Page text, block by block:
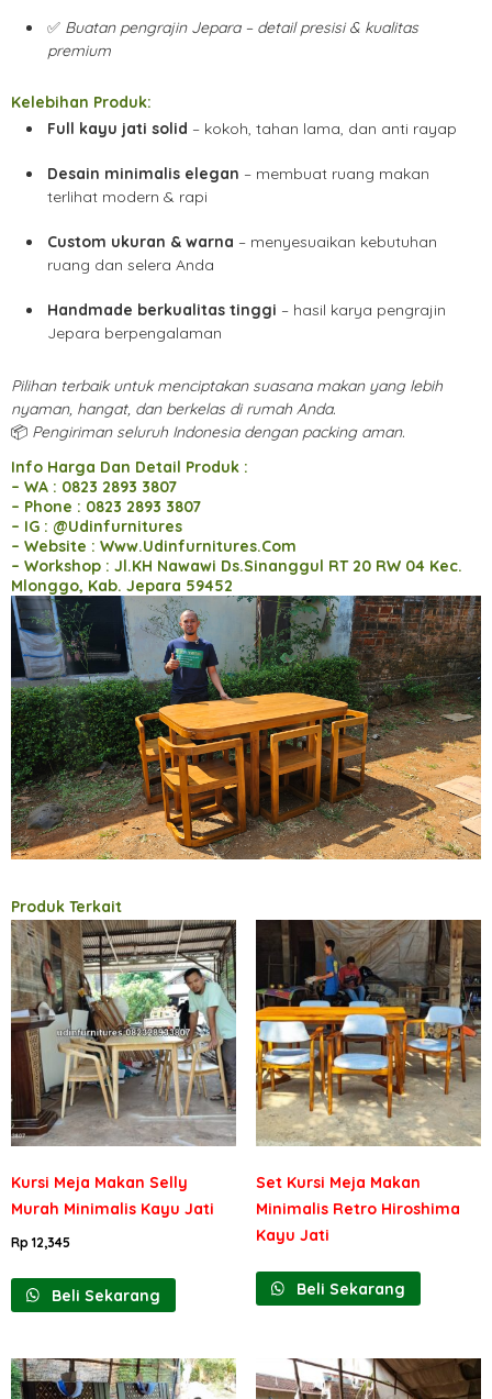
✅ Buatan pengrajin Jepara – detail presisi & kualitas
premium
Kelebihan Produk:
Full kayu jati solid – kokoh, tahan lama, dan anti rayap
Desain minimalis elegan – membuat ruang makan
terlihat modern & rapi
Custom ukuran & warna – menyesuaikan kebutuhan
ruang dan selera Anda
Handmade berkualitas tinggi – hasil karya pengrajin
Jepara berpengalaman
Pilihan terbaik untuk menciptakan suasana makan yang lebih
nyaman, hangat, dan berkelas di rumah Anda.
📦 Pengiriman seluruh Indonesia dengan packing aman.
Info Harga Dan Detail Produk :
– WA : 0823 2893 3807
– Phone : 0823 2893 3807
– IG : @Udinfurnitures
– Website : Www.Udinfurnitures.Com
– Workshop : Jl.KH Nawawi Ds.Sinanggul RT 20 RW 04 Kec.
Mlonggo, Kab. Jepara 59452
Produk Terkait
Kursi Meja Makan Selly
Murah Minimalis Kayu Jati
Rp 12,345
Beli Sekarang
Set Kursi Meja Makan
Minimalis Retro Hiroshima
Kayu Jati
Beli Sekarang